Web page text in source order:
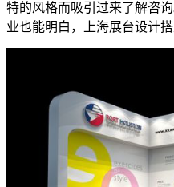
特的风格而吸引过来了解咨
业也能明白，上海展台设计搭